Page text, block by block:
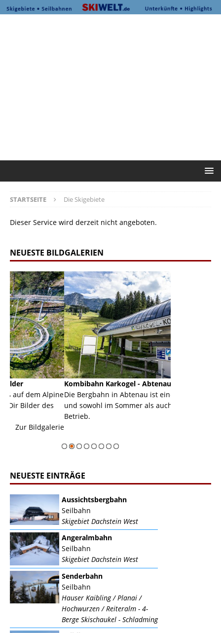
STARTSEITE Die Skigebiete
Dieser Service wird derzeit nicht angeboten.
NEUESTE BILDGALERIEN
Kombibahn Karkogel - Abtenau - Salzburg
Die Bergbahn in Abtenau ist eine Kombibahn
und sowohl im Sommer als auch im Winter in
NEUESTE EINTRÄGE
Aussichtsbergbahn
Seilbahn
Skigebiet Dachstein West
Angeralmbahn
Seilbahn
Skigebiet Dachstein West
Senderbahn
Seilbahn
Hauser Kaibling / Planai /
Hochwurzen / Reiteralm - 4-
Berge Skischaukel - Schladming